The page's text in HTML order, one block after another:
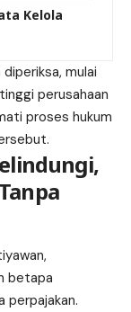
Kelola
mulai
perusahaan
proses hukum
betapa
perpajakan.